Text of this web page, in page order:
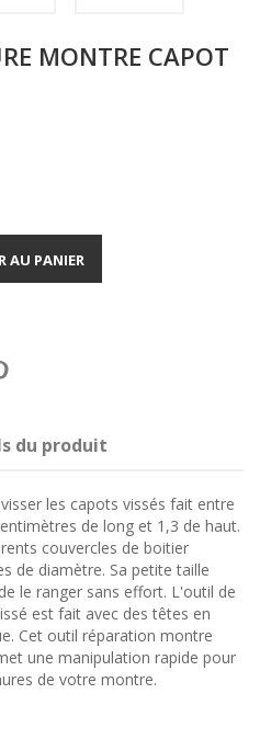
MONTRE CAPOT
AU PANIER
du produit
les capots vissés fait entre
de long et 1,3 de haut.
couvercles de boitier
de diamètre. Sa petite taille
le ranger sans effort. L'outil de
est fait avec des têtes en
Cet outil réparation montre
une manipulation rapide pour
de votre montre.